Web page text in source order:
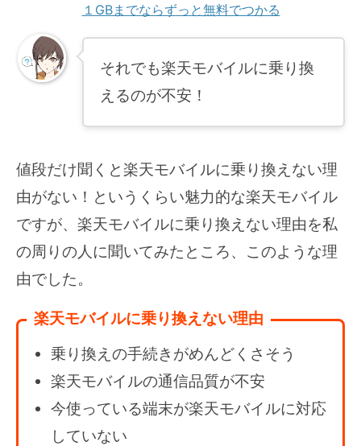
１GBまでならずっと無料でつかる
それでも楽天モバイルに乗り換
えるのが不安！
値段だけ聞くと楽天モバイルに乗り換えない理
由がない！というくらい魅力的な楽天モバイル
ですが、楽天モバイルに乗り換えない理由を私
の周りの人に聞いてみたところ、このような理
由でした。
楽天モバイルに乗り換えない理由
乗り換えの手続きがめんどくさそう
楽天モバイルの通信品質が不安
今使っている端末が楽天モバイルに対応
していない